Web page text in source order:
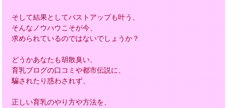
そして結果としてバストアップも叶う、
そんなノウハウこそが今、
求められているのではないでしょうか？
どうかあなたも胡散臭い、
育乳ブログの口コミや都市伝説に、
騙されたり惑わされず、
正しい育乳のやり方や方法を、